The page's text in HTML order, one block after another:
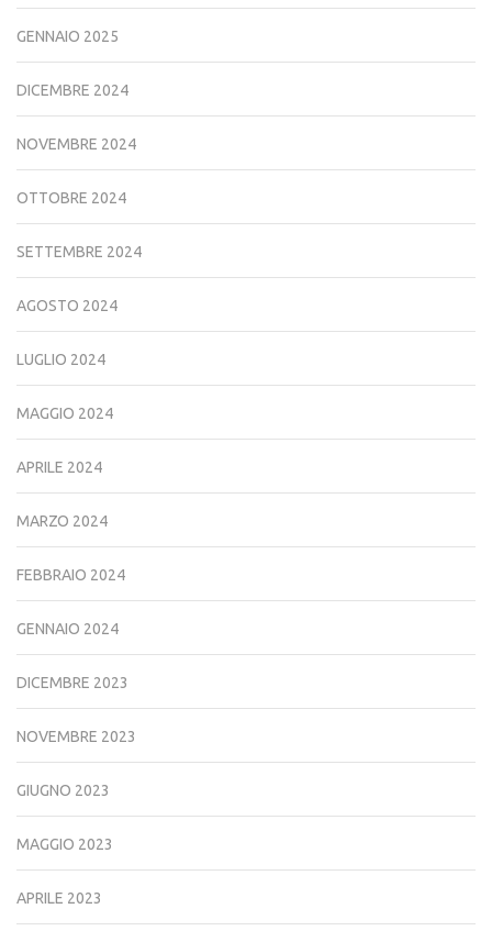
GENNAIO 2025
DICEMBRE 2024
NOVEMBRE 2024
OTTOBRE 2024
SETTEMBRE 2024
AGOSTO 2024
LUGLIO 2024
MAGGIO 2024
APRILE 2024
MARZO 2024
FEBBRAIO 2024
GENNAIO 2024
DICEMBRE 2023
NOVEMBRE 2023
GIUGNO 2023
MAGGIO 2023
APRILE 2023